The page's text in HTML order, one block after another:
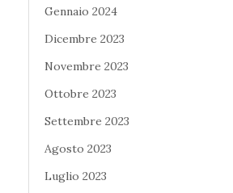
Gennaio 2024
Dicembre 2023
Novembre 2023
Ottobre 2023
Settembre 2023
Agosto 2023
Luglio 2023